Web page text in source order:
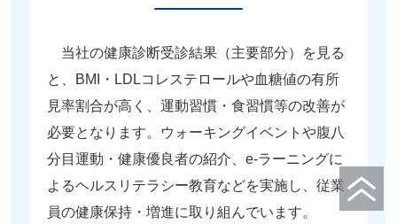
当社の健康診断受診結果（主要部分）を見る
と、BMI・LDLコレステロールや血糖値の有所
見率割合が高く、運動習慣・食習慣等の改善が
必要となります。ウォーキングイベントや腹八
分目運動・健康優良者の紹介、e-ラーニングに
よるヘルスリテラシー教育などを実施し、従業
員の健康保持・増進に取り組んでいます。